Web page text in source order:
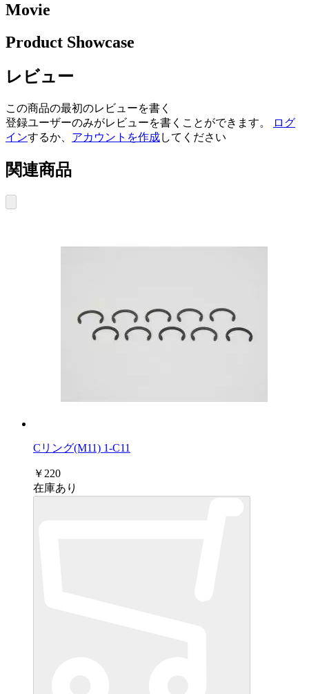
Movie
Product Showcase
レビュー
この商品の最初のレビューを書く
登録ユーザーのみがレビューを書くことができます。
ログ
インするか、 アカウントを作成してください
関連商品
Cリング(M11) 1-C11
￥220
在庫あり